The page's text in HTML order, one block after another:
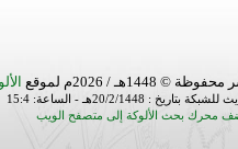
1448هـ / 2026م لموقع
بتاريخ : 20/2/1448هـ - الساعة: 15:4
محرك بحث الألوكة إلى متصفح الويب